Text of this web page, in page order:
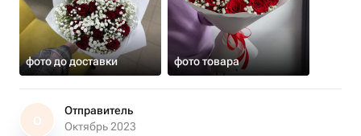
фото до доставки фото товара
О
Отправитель
Октябрь 2023